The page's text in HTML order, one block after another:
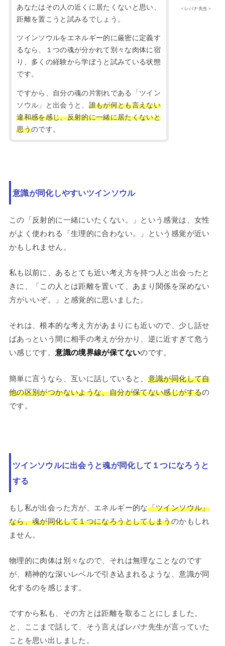
＜レバナ先生＞
あなたはその人の近くに居たくないと思い、
距離を置こうと試みるでしょう。
ツインソウルをエネルギー的に厳密に定義す
るなら、１つの魂が分かれて別々な肉体に宿
り、多くの経験から学ぼうと試みている状態
です。
ですから、自分の魂の片割れである「ツイン
ソウル」と出会うと、 誰もが何とも言えない
違和感を感じ、反射的に一緒に居たくないと
思うのです。
意識が同化しやすいツインソウル
この「反射的に一緒にいたくない。」という感覚は、女性
がよく使われる「生理的に合わない。」という感覚が近い
かもしれません。
私も以前に、あるとても近い考え方を持つ人と出会ったと
きに、「この人とは距離を置いて、あまり関係を深めない
方がいいぞ。」と感覚的に思いました。
それは、根本的な考え方があまりにも近いので、少し話せ
ばあっという間に相手の考えが分かり、逆に近すぎて危う
い感じです。意識の境界線が保てないのです。
簡単に言うなら、互いに話していると、 意識が同化して自
他の区別がつかないような、自分が保てない感じがするの
です。
ツインソウルに出会うと魂が同化して１つになろうと
する
もし私が出会った方が、エネルギー的な「ツインソウル」
なら、魂が同化して１つになろうとしてしまうのかもしれ
ません。
物理的に肉体は別々なので、それは無理なことなのです
が、精神的な深いレベルで引き込まれるような、意識が同
化するのを感じます。
ですから私も、その方とは距離を取ることにしました。
と、ここまで話して、そう言えばレバナ先生が言っていた
ことを思い出しました。